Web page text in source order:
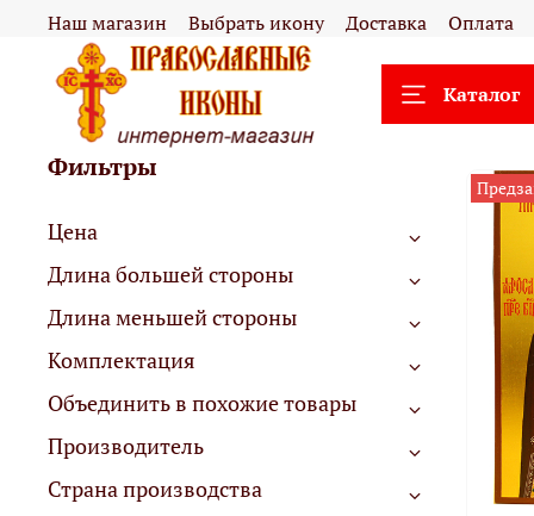
Наш магазин Выбрать икону Доставка Оплата
Каталог
Фильтры
Цена
Длина большей стороны
Длина меньшей стороны
Комплектация
Объединить в похожие товары
Производитель
Страна производства